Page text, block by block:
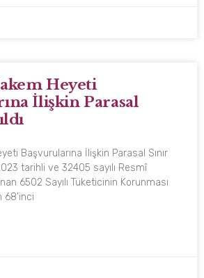
Heyeti
İlişkin Parasal
Başvurularına İlişkin Parasal Sınır
tarihli ve 32405 sayılı Resmî
6502 Sayılı Tüketicinin Korunması
68’inci